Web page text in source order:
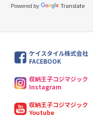
Powered by Translate
ケイスタイル株式会社
FACEBOOK
収納王子コジマジック
Instagram
収納王子コジマジック
Youtube